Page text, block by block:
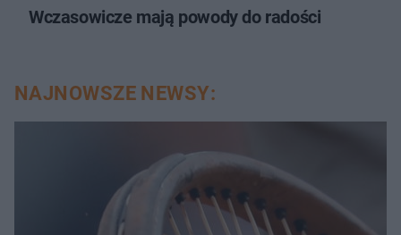
Wczasowicze mają powody do radości
NAJNOWSZE NEWSY: